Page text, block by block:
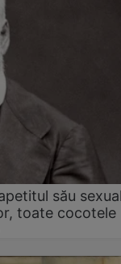
său
toate cocotele